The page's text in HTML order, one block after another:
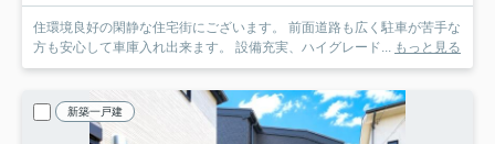
住環境良好の閑静な住宅街にございます。 前面道路も広く駐車が苦手な
方も安心して車庫入れ出来ます。 設備充実、ハイグレード... もっと見る
新築一戸建